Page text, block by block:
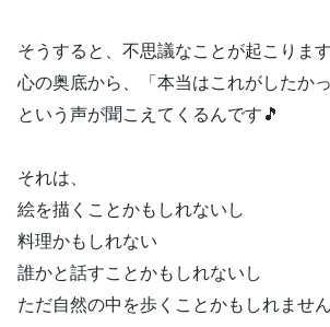
そうすると、不思議なことが起こります
心の奥底から、「本当はこれがしたかっ
という声が聞こえてくるんです🎵
それは、
絵を描くことかもしれないし
料理かもしれない
誰かと話すことかもしれないし
ただ自然の中を歩くことかもしれません